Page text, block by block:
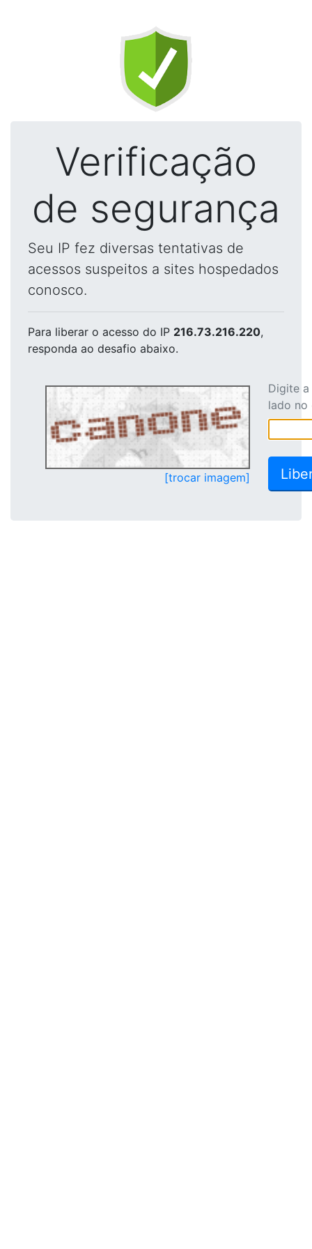
Verificação
de segurança
Seu IP fez diversas tentativas de
acessos suspeitos a sites hospedados
conosco.
Para liberar o acesso do IP 216.73.216.220,
responda ao desafio abaixo.
[trocar imagem]
Digite
lado no